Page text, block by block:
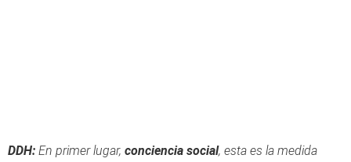
DDH: En primer lugar, conciencia social, esta es la medida